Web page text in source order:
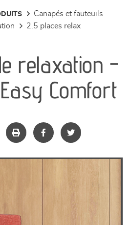
canapés et fauteuils
2.5 places relax
relaxation -
Comfort